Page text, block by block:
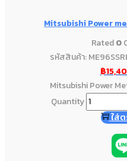
Mitsubishi Power
Rated0
รหัสสินค้า:
฿
Mitsubishi Power
Quantity
ใส่ต